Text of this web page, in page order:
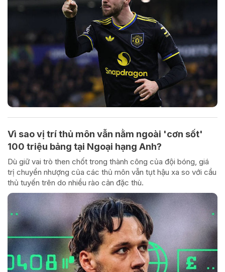
Vì sao vị trí thủ môn vẫn nằm ngoài 'cơn sốt'
100 triệu bảng tại Ngoại hạng Anh?
Dù giữ vai trò then chốt trong thành công của đội bóng, giá
trị chuyển nhượng của các thủ môn vẫn tụt hậu xa so với cầu
thủ tuyến trên do nhiều rào cản đặc thù.